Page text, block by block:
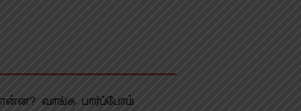
வாங்க பார்ப்போம்